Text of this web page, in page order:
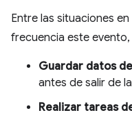
Entre las situaciones
frecuencia este evento,
Guardar datos
antes de salir de
Realizar tareas